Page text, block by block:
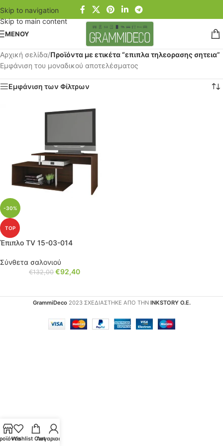
Skip to navigation
Skip to main content
ΜΕΝΟΥ
Αρχική σελίδα/Προϊόντα με ετικέτα “επιπλα τηλεορασης σητεια”
Εμφάνιση του μοναδικού αποτελέσματος
Εμφάνιση των Φίλτρων
-30%
TOP
Έπιπλο TV 15-03-014
Σύνθετα σαλονιού
€132,00 €92,40
GrammiDeco 2023 ΣΧΕΔΙΑΣΤΗΚΕ ΑΠΟ ΤΗΝ INKSTORY Ο.Ε.
Wishlist Cart
Λογαριασμός